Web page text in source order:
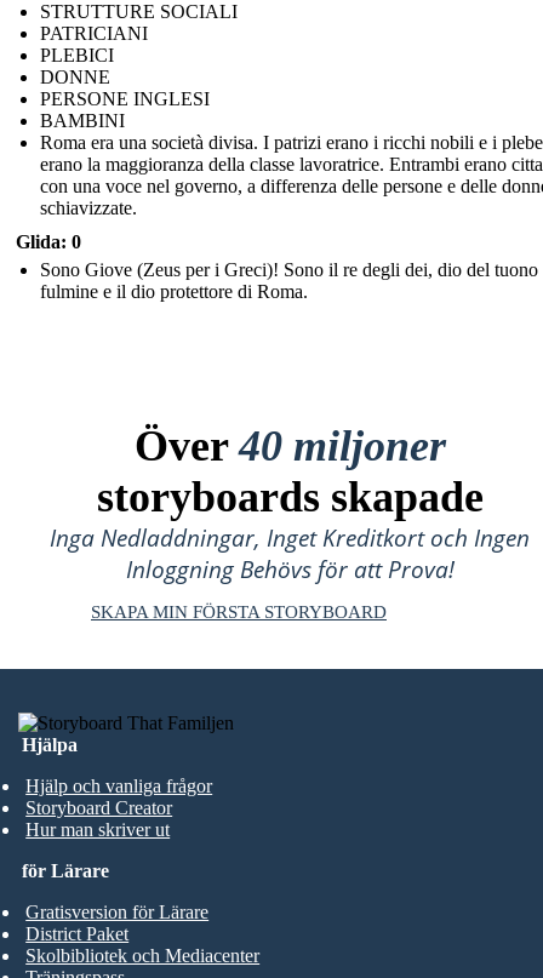
STRUTTURE SOCIALI
PATRICIANI
PLEBICI
DONNE
PERSONE INGLESI
BAMBINI
Roma era una società divisa. I patrizi erano i ricchi nobili e i
erano la maggioranza della classe lavoratrice. Entrambi erano
con una voce nel governo, a differenza delle persone e delle
schiavizzate.
Glida: 0
Sono Giove (Zeus per i Greci)! Sono il re degli dei, dio del tuono
fulmine e il dio protettore di Roma.
Över40 miljoner
storyboards skapade
Inga Nedladdningar, Inget Kreditkort och Ingen
Inloggning Behövs för att Prova!
SKAPA MIN FÖRSTA STORYBOARD
Hjälpa
Hjälp och vanliga frågor
Storyboard Creator
Hur man skriver ut
för Lärare
Gratisversion för Lärare
District Paket
Skolbibliotek och Mediacenter